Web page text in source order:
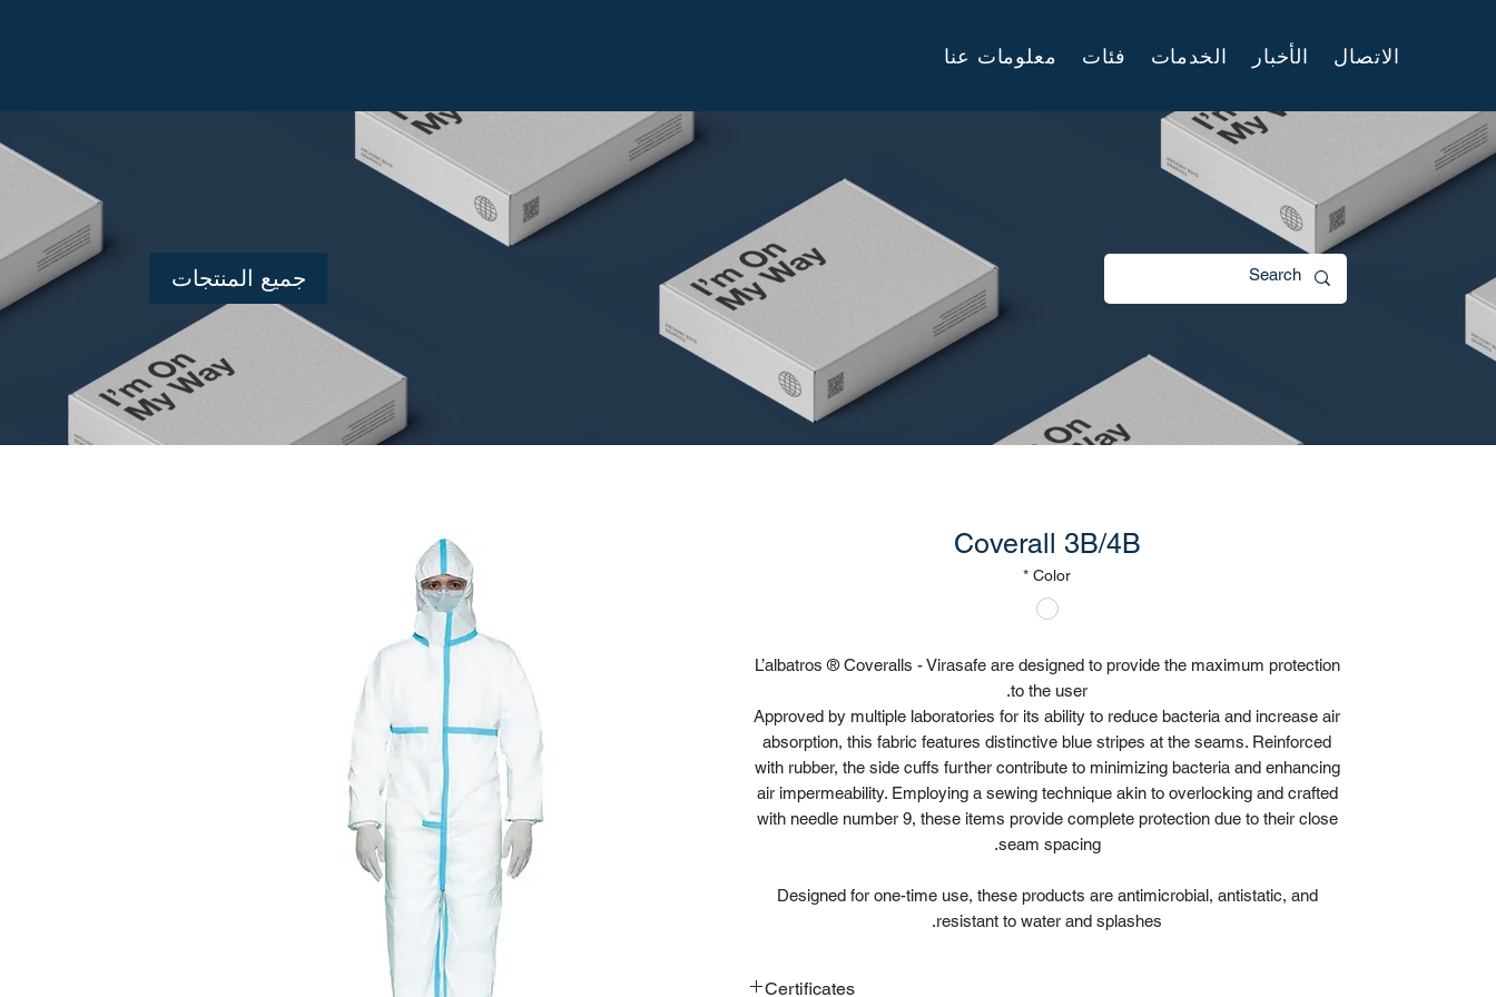
معلومات عنا فئات الخدمات الأخبار الاتصال
Coverall 3B/4B
Color
*
L’albatros ® Coveralls - Virasafe are designed to provide the maximum protection
to the user.
Approved by multiple laboratories for its ability to reduce bacteria and increase air
absorption, this fabric features distinctive blue stripes at the seams. Reinforced
with rubber, the side cuffs further contribute to minimizing bacteria and enhancing
air impermeability. Employing a sewing technique akin to overlocking and crafted
with needle number 9, these items provide complete protection due to their close
seam spacing.
Designed for one-time use, these products are antimicrobial, antistatic, and
resistant to water and splashes.
Certificates
جميع المنتجات